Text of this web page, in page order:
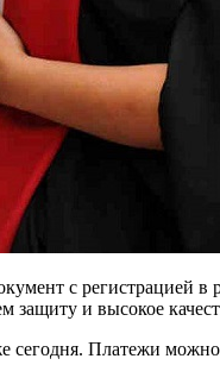
с регистрацией в
защиту и высокое
сегодня. Платежи